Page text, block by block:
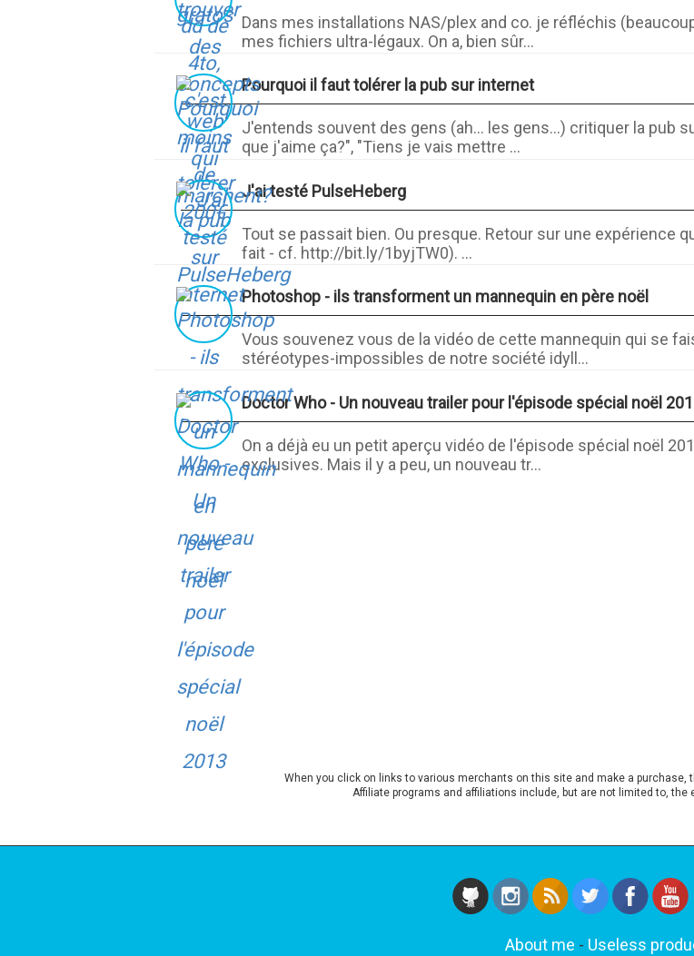
Dans mes installations NAS/plex and co. je réfléchis
mes fichiers ultra-légaux. On a, bien sûr...
Pourquoi il faut tolérer la pub sur internet
J'entends souvent des gens (ah... les gens...) critiquer la pub
que j'aime ça?", "Tiens je vais mettre ...
J'ai testé PulseHeberg
Tout se passait bien. Ou presque. Retour sur une expérience
fait - cf. http://bit.ly/1byjTW0). ...
Photoshop - ils transforment un mannequin en père noël
Vous souvenez vous de la vidéo de cette mannequin qui se
stéréotypes-impossibles de notre société idyll...
Doctor Who - Un nouveau trailer pour l'épisode spécial noël
On a déjà eu un petit aperçu vidéo de l'épisode spécial noël
exclusives. Mais il y a peu, un nouveau tr...
When you click on links to various merchants on this site and make a
Affiliate programs and affiliations include, but are not limited to, the
About me - Useless